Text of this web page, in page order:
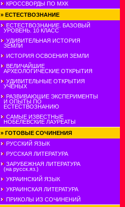
КРОССВОРДЫ ПО МХК
» ЕСТЕСТВОЗНАНИЕ
ЕСТЕСТВОЗНАНИЕ. БАЗОВЫЙ
УРОВЕНЬ. 10 КЛАСС
УДИВИТЕЛЬНАЯ ИСТОРИЯ
ЗЕМЛИ
ИСТОРИЯ ОСВОЕНИЯ ЗЕМЛИ
ВЕЛИЧАЙШИЕ
АРХЕОЛОГИЧЕСКИЕ ОТКРЫТИЯ
УДИВИТЕЛЬНЫЕ ОТКРЫТИЯ
УЧЕНЫХ
РАЗВИВАЮШИЕ ЭКСПЕРИМЕНТЫ
И ОПЫТЫ ПО
ЕСТЕСТВОЗНАНИЮ
САМЫЕ ИЗВЕСТНЫЕ
НОБЕЛЕВСКИЕ ЛАУРЕАТЫ
» ГОТОВЫЕ СОЧИНЕНИЯ
РУССКИЙ ЯЗЫК
РУССКАЯ ЛИТЕРАТУРА
ЗАРУБЕЖНАЯ ЛИТЕРАТУРА
(на русск.яз.)
УКРАИНСКИЙ ЯЗЫК
УКРАИНСКАЯ ЛИТЕРАТУРА
ПРИКОЛЫ ИЗ СОЧИНЕНИЙ